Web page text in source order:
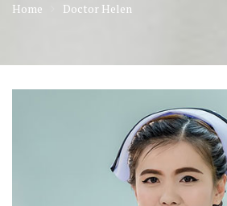
Home Doctor Helen